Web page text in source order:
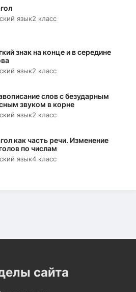
язык2 класс
знак на конце и в середине
язык2 класс
слов с безударным
звуком в корне
язык2 класс
как часть речи. Изменение
по числам
язык4 класс
сайта